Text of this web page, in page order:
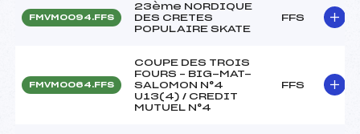
FMVM0094.FFS
23ème NORDIQUE
DES CRETES
POPULAIRE SKATE
FFS
FMVM0064.FFS
COUPE DES TROIS
FOURS – BIG-MAT-
SALOMON N°4
U13(4) / CREDIT
MUTUEL N°4
FFS